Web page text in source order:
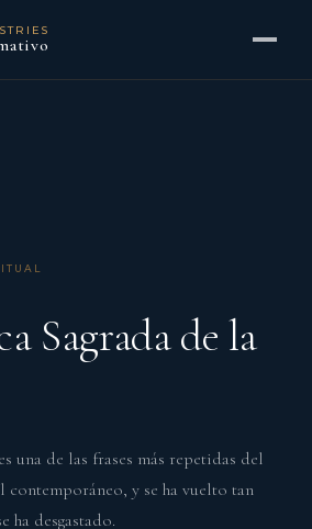
Sagrada de la
una de las frases más repetidas del
y se ha vuelto tan
ha desgastado.